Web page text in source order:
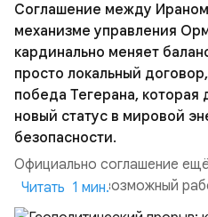
Соглашение между
механизме управления
кардинально меняет
просто локальный
победа Тегерана,
новый статус в мировой
безопасности.
Официально соглашение
пункты — это возможный
скорее всего будут
Читать 1 мин.